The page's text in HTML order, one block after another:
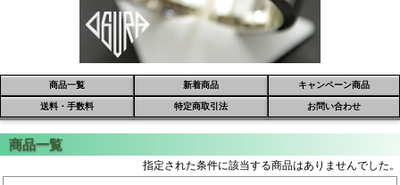
商品一覧 新着商品 キャンペーン商品
送料・手数料 特定商取引法 お問い合わせ
指定された条件に該当する商品はありませんでした。